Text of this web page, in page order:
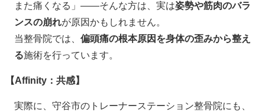
また痛くなる」 ——そんな方は、実は姿勢や筋肉のバラ
ンスの崩れが原因かもしれません。
当整骨院では、 偏頭痛の根本原因を身体の歪みから整え
る施術を行っています。
【Affinity：共感】
実際に、守谷市のトレーナーステーション整骨院にも、